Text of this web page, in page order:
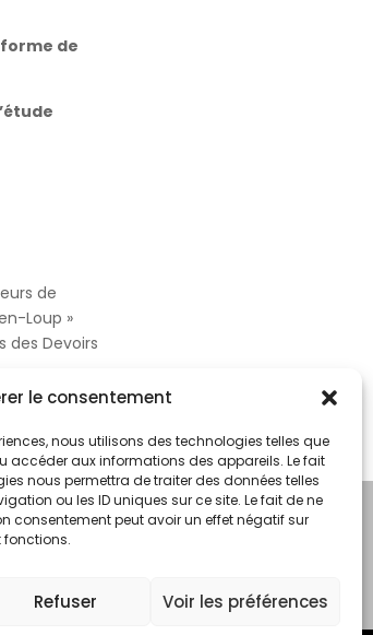
le consentement
nous utilisons des technologies telles que
accéder aux informations des appareils. Le fait
nous permettra de traiter des données telles
ou les ID uniques sur ce site. Le fait de ne
consentement peut avoir un effet négatif sur
fonctions.
Refuser Voir les préférences
forme de
de
Loup »
des Devoirs